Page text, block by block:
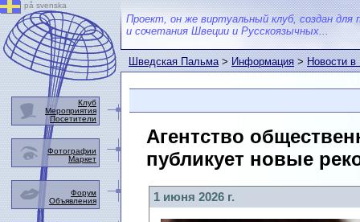
Проект, он же виртуальный клуб, создан для
и сочетания Швеции и Русскоязычных...
Шведская Пальма>Информация>Новости
Агентство
публикует новые
1 июня 2026 г.
på svenska
Клуб
Мероприятия
Посетители
Фотографии
Маркет
Форум
Объявления